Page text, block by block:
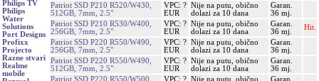
Philips TV
Philips
Water
Solutions
Port Designs
Profixx
Projecto
Razne stvari
Realme
mobile
Patriot SSD P210 R520/W430,
512GB, 7mm, 2.5"
VPC: ?
EUR
Nije na putu, obično
dolazi za 10 dana
Garan.
36 mj.
Patriot SSD P210 R530/W400,
256GB, 7mm, 2.5"
VPC: ?
EUR
Nije na putu, obično
dolazi za 10 dana
Garan.
36 mj.
Hit.
Patriot SSD P220 R550/W490,
256GB, 7mm, 2.5"
VPC: ?
EUR
Nije na putu, obično
dolazi za 10 dana
Garan.
36 mj.
Patriot SSD P220 R550/W490,
512GB, 7mm, 2.5"
VPC: ?
EUR
Nije na putu, obično
dolazi za 10 dana
Garan.
36 mj.
Patriot SSD P220 R550/W500,
VPC: ? Nije na putu, obično
Garan.